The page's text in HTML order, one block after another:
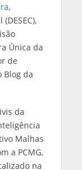
,
Única da
de
Blog da
da
Malhas
a PCMG,
na